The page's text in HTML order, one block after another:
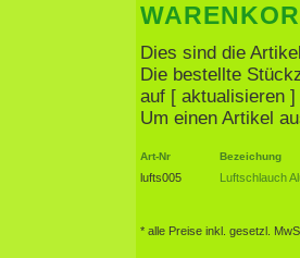
Dies sind die
Die bestellte
auf [ aktualisieren
Um einen Artikel
Art-Nr Bezeichung
lufts005 Luftschlauch
* alle Preise inkl. gesetzl.